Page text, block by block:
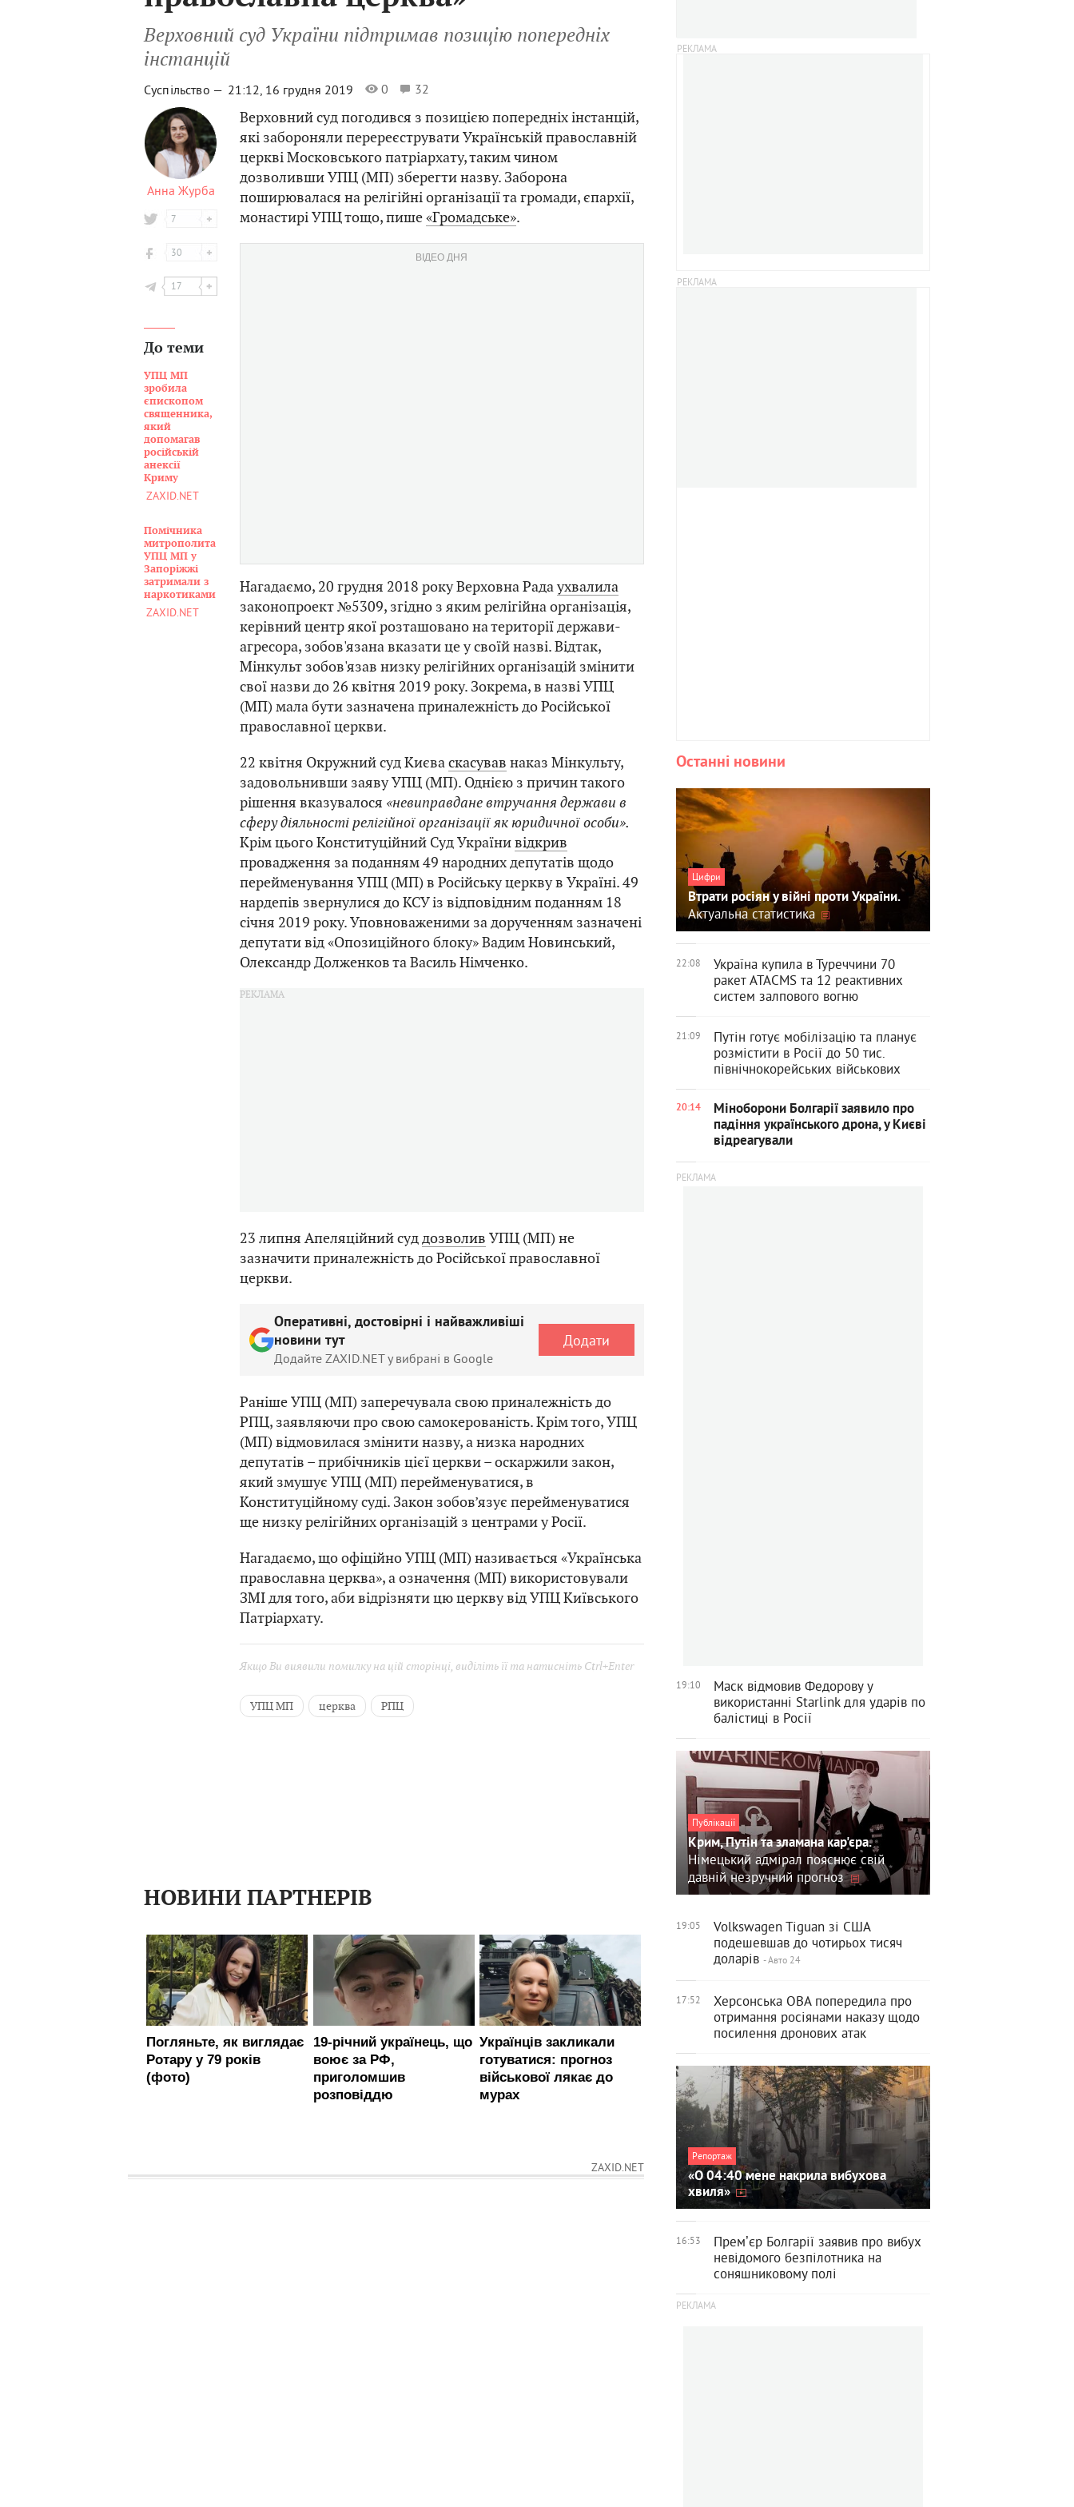
Верховний суд України підтримав позицію попередніх
інстанцій
Суспільство — 21:12, 16 грудня 2019 0 32
Анна Журба
7
30
17
До теми
УПЦ МП
зробила
єпископом
священника,
який
допомагав
російській
анексії
Криму
ZAXID.NET
Помічника
митрополита
УПЦ МП у
Запоріжжі
затримали з
наркотиками
ZAXID.NET
Верховний суд погодився з позицією попередніх інстанцій,
які забороняли перереєструвати Українській православній
церкві Московського патріархату, таким чином
дозволивши УПЦ (МП) зберегти назву. Заборона
поширювалася на релігійні організації та громади, єпархії,
монастирі УПЦ тощо, пише«Громадське».
ВІДЕО ДНЯ
Нагадаємо, 20 грудня 2018 року Верховна Радаухвалила
законопроект №5309, згідно з яким релігійна організація,
керівний центр якої розташовано на території держави-
агресора, зобов'язана вказати це у своїй назві. Відтак,
Мінкульт зобов'язав низку релігійних організацій змінити
свої назви до 26 квітня 2019 року. Зокрема, в назві УПЦ
(МП) мала бути зазначена приналежність до Російської
православної церкви.
22 квітня Окружний суд Києваскасував наказ Мінкульту,
задовольнивши заяву УПЦ (МП). Однією з причин такого
рішення вказувалося «невиправдане втручання держави в
сферу діяльності релігійної організації як юридичної особи».
Крім цього Конституційний Суд Українивідкрив
провадження за поданням 49 народних депутатів щодо
перейменування УПЦ (МП) в Російську церкву в Україні. 49
нардепів звернулися до КСУ із відповідним поданням 18
січня 2019 року. Уповноваженими за дорученням зазначені
депутати від «Опозиційного блоку» Вадим Новинський,
Олександр Долженков та Василь Німченко.
23 липня Апеляційний суддозволив УПЦ (МП) не
зазначити приналежність до Російської православної
церкви.
Оперативні, достовірні і найважливіші
новини тут
Додайте ZAXID.NET у вибрані в Google
Додати
Раніше УПЦ (МП) заперечувала свою приналежність до
РПЦ, заявляючи про свою самокерованість. Крім того, УПЦ
(МП) відмовилася змінити назву, а низка народних
депутатів – прибічників цієї церкви – оскаржили закон,
який змушує УПЦ (МП) перейменуватися, в
Конституційному суді. Закон зобов’язує перейменуватися
ще низку релігійних організацій з центрами у Росії.
Нагадаємо, що офіційно УПЦ (МП) називається «Українська
православна церква», а означення (МП) використовували
ЗМІ для того, аби відрізняти цю церкву від УПЦ Київського
Патріархату.
Якщо Ви виявили помилку на цій сторінці, виділіть її та натисніть Ctrl+Enter
УПЦ МП церква РПЦ
НОВИНИ ПАРТНЕРІВ
ZAXID.NET
Останні новини
Цифри
Втрати росіян у війні проти України.
Актуальна статистика
22:08
Україна купила в Туреччини 70
ракет ATACMS та 12 реактивних
систем залпового вогню
21:09
Путін готує мобілізацію та планує
розмістити в Росії до 50 тис.
північнокорейських військових
20:14
Міноборони Болгарії заявило про
падіння українського дрона, у Києві
відреагували
19:10
Маск відмовив Федорову у
використанні Starlink для ударів по
балістиці в Росії
Публікації
Крим, Путін та зламана кар'єра.
Німецький адмірал пояснює свій
давній незручний прогноз
19:05
Volkswagen Tiguan зі США
подешевшав до чотирьох тисяч
доларів- Авто 24
17:52
Херсонська ОВА попередила про
отримання росіянами наказу щодо
посилення дронових атак
Репортаж
«О 04:40 мене накрила вибухова
хвиля»
16:53
Премʼєр Болгарії заявив про вибух
невідомого безпілотника на
соняшниковому полі